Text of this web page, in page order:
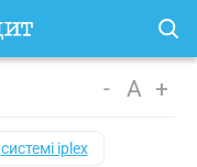
- A +
системі iplex